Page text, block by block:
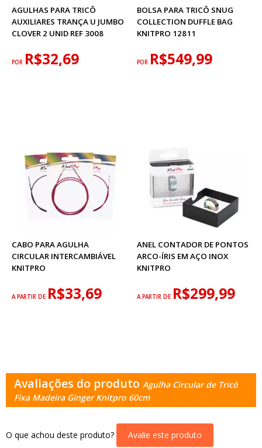
AGULHAS PARA TRICÔ
AUXILIARES TRANÇA U JUMBO
CLOVER 2 UNID REF 3008
POR R$32,69
BOLSA PARA TRICÔ SNUG
COLLECTION DUFFLE BAG
KNITPRO 12811
POR R$549,99
CABO PARA AGULHA
CIRCULAR INTERCAMBIÁVEL
KNITPRO
A PARTIR DE R$33,69
ANEL CONTADOR DE PONTOS
ARCO-ÍRIS EM AÇO INOX
KNITPRO
A PARTIR DE R$299,99
Avaliações do produto Agulha Circular de Tricô
Fixa Madeira Ginger Knitpro 60cm
O que achou deste produto? Avalie este produto